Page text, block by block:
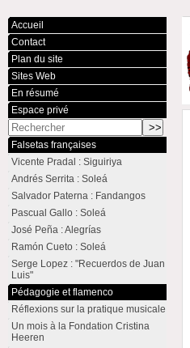
Accueil
Contact
Plan du site
Sites Web
En résumé
Espace privé
Falsetas françaises
Vicente Pradal : Siguiriya
Andrés Serrita : Soleá
Salvador Paterna : Fandangos
Pascual Gallo : Soleá
José Peña : Alegrías
Ramón Cueto : Soleá
Serge Lopez : "Recuerdos de Juan
Luis"
Pédagogie et flamenco
Réflexions sur la pratique musicale
Un mois à la Fondation Cristina
Heeren